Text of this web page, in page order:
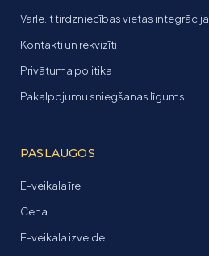
Varle.lt tirdzniecības vietas integrācija
Kontakti un rekvizīti
Privātuma politika
Pakalpojumu sniegšanas līgums
PASLAUGOS
E-veikala īre
Cena
E-veikala izveide